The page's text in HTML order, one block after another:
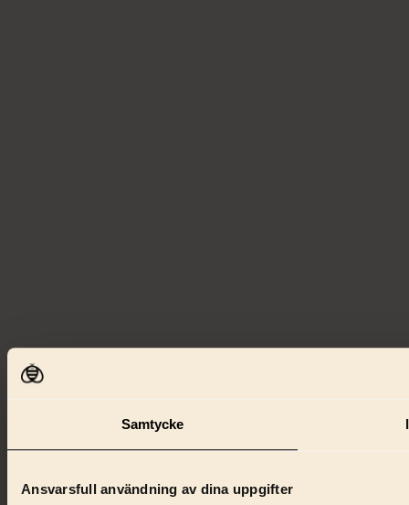
Samtycke
Ansvarsfull användning av dina uppgifter